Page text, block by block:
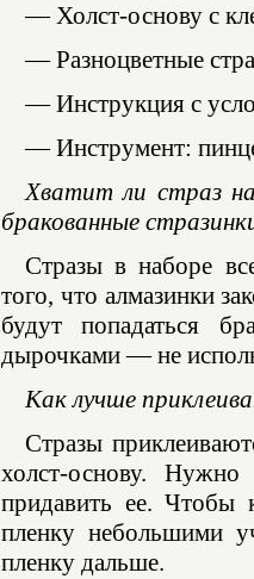
— Холст-основу с
— Разноцветные
— Инструкция с
— Инструмент:
Хватит ли страз
бракованные
Стразы в наборе
того, что алмазинки
будут попадаться
дырочками — не
Как лучше
Стразы
холст-основу.
придавить ее. Чтобы
пленку небольшими
пленку дальше.